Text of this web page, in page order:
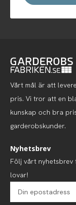
Vårt mål är att
pris. Vi tror att en
kunskap och bra
garderobskunder.
Nyhetsbrev
Följ vårt nyhetsbrev
lovar!